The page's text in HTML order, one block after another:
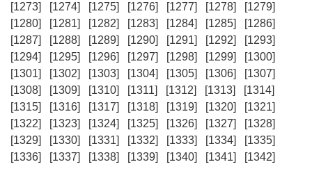
[1273]
[1274] [1275] [1276] [1277] [1278]
[1279]
[1280]
[1281] [1282] [1283] [1284] [1285]
[1286]
[1287]
[1288] [1289] [1290] [1291] [1292]
[1293]
[1294]
[1295] [1296] [1297] [1298] [1299]
[1300]
[1301]
[1302] [1303] [1304] [1305] [1306]
[1307]
[1308]
[1309] [1310] [1311] [1312] [1313]
[1314]
[1315]
[1316] [1317] [1318] [1319] [1320]
[1321]
[1322]
[1323] [1324] [1325] [1326] [1327]
[1328]
[1329]
[1330] [1331] [1332] [1333] [1334]
[1335]
[1336]
[1337] [1338] [1339] [1340] [1341]
[1342]